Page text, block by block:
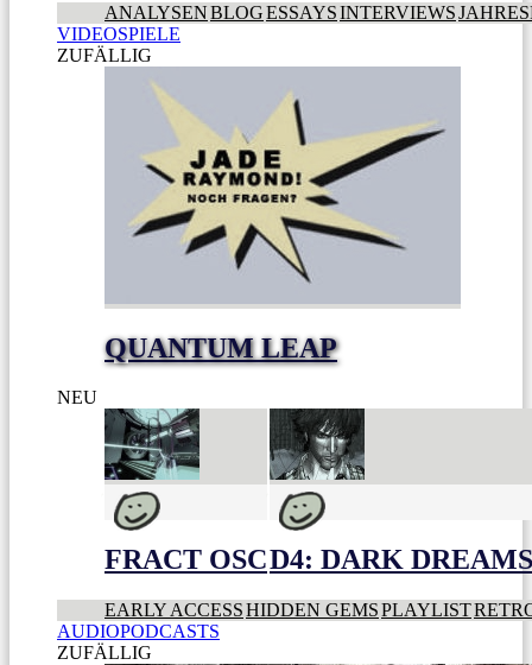
ANALYSENBLOGESSAYSINTERVIEWS
VIDEOSPIELE
ZUFÄLLIG
QUANTUM LEAP
NEU
FRACT OSCD4: DARK
EARLY ACCESSHIDDEN GEMSPLAYLIST
AUDIOPODCASTS
ZUFÄLLIG